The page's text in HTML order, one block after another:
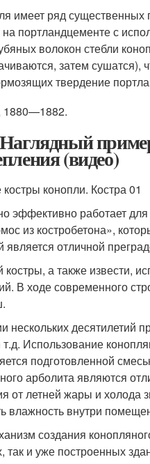
имеет ряд
портландцементе с
волокон стебли
затем сушатся),
твердение
1880—1882.
(видео)
эффективно работает
из костробетона»,
отличной
а также извести,
В ходе современного
десятилетий
Использование
подготовленной
арболита являются
летней жары и холода
влажность внутри
создания
так и уже построенных